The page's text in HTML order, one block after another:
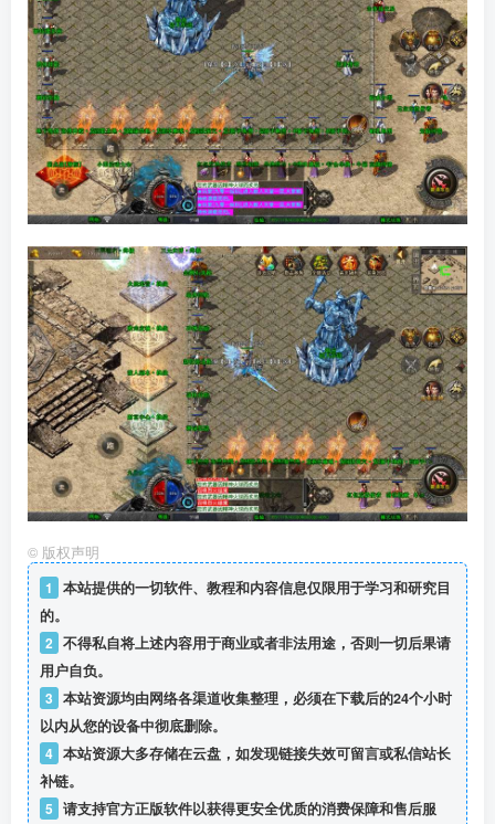
© 版权声明
1
本站提供的一切软件、教程和内容信息仅限用于学习和研究目
的。
2 不得私自将上述内容用于商业或者非法用途，否则一切后果请
用户自负。
3 本站资源均由网络各渠道收集整理，必须在下载后的24个小时
以内从您的设备中彻底删除。
4 本站资源大多存储在云盘，如发现链接失效可留言或私信站长
补链。
5 请支持官方正版软件以获得更安全优质的消费保障和售后服